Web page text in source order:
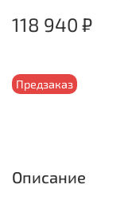
Предзаказ
118 940 ₽
Описание